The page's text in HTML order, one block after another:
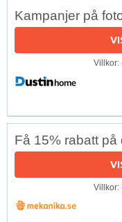
Kampanjer på
Villkor:
Få 15% rabatt på
Villkor: